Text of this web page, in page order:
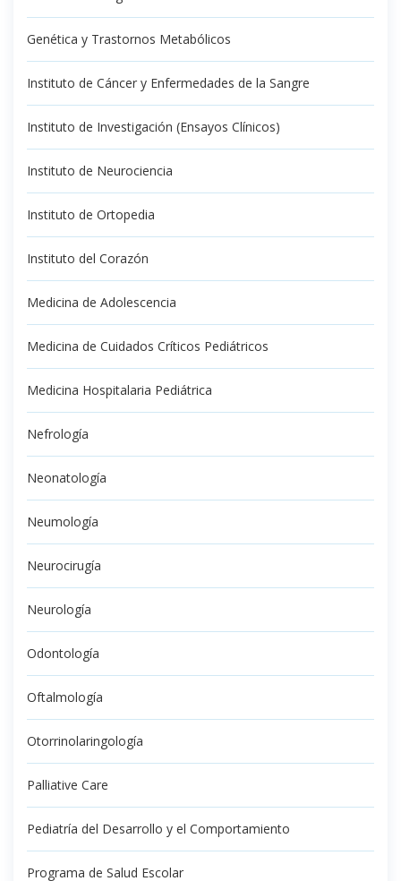
Genética y Trastornos Metabólicos
Instituto de Cáncer y Enfermedades de la Sangre
Instituto de Investigación (Ensayos Clínicos)
Instituto de Neurociencia
Instituto de Ortopedia
Instituto del Corazón
Medicina de Adolescencia
Medicina de Cuidados Críticos Pediátricos
Medicina Hospitalaria Pediátrica
Nefrología
Neonatología
Neumología
Neurocirugía
Neurología
Odontología
Oftalmología
Otorrinolaringología
Palliative Care
Pediatría del Desarrollo y el Comportamiento
Programa de Salud Escolar